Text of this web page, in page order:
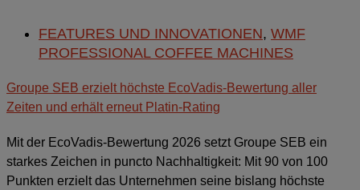
FEATURES UND INNOVATIONEN, WMF
PROFESSIONAL COFFEE MACHINES
Groupe SEB erzielt höchste EcoVadis-Bewertung aller
Zeiten und erhält erneut Platin-Rating
Mit der EcoVadis-Bewertung 2026 setzt Groupe SEB ein
starkes Zeichen in puncto Nachhaltigkeit: Mit 90 von 100
Punkten erzielt das Unternehmen seine bislang höchste